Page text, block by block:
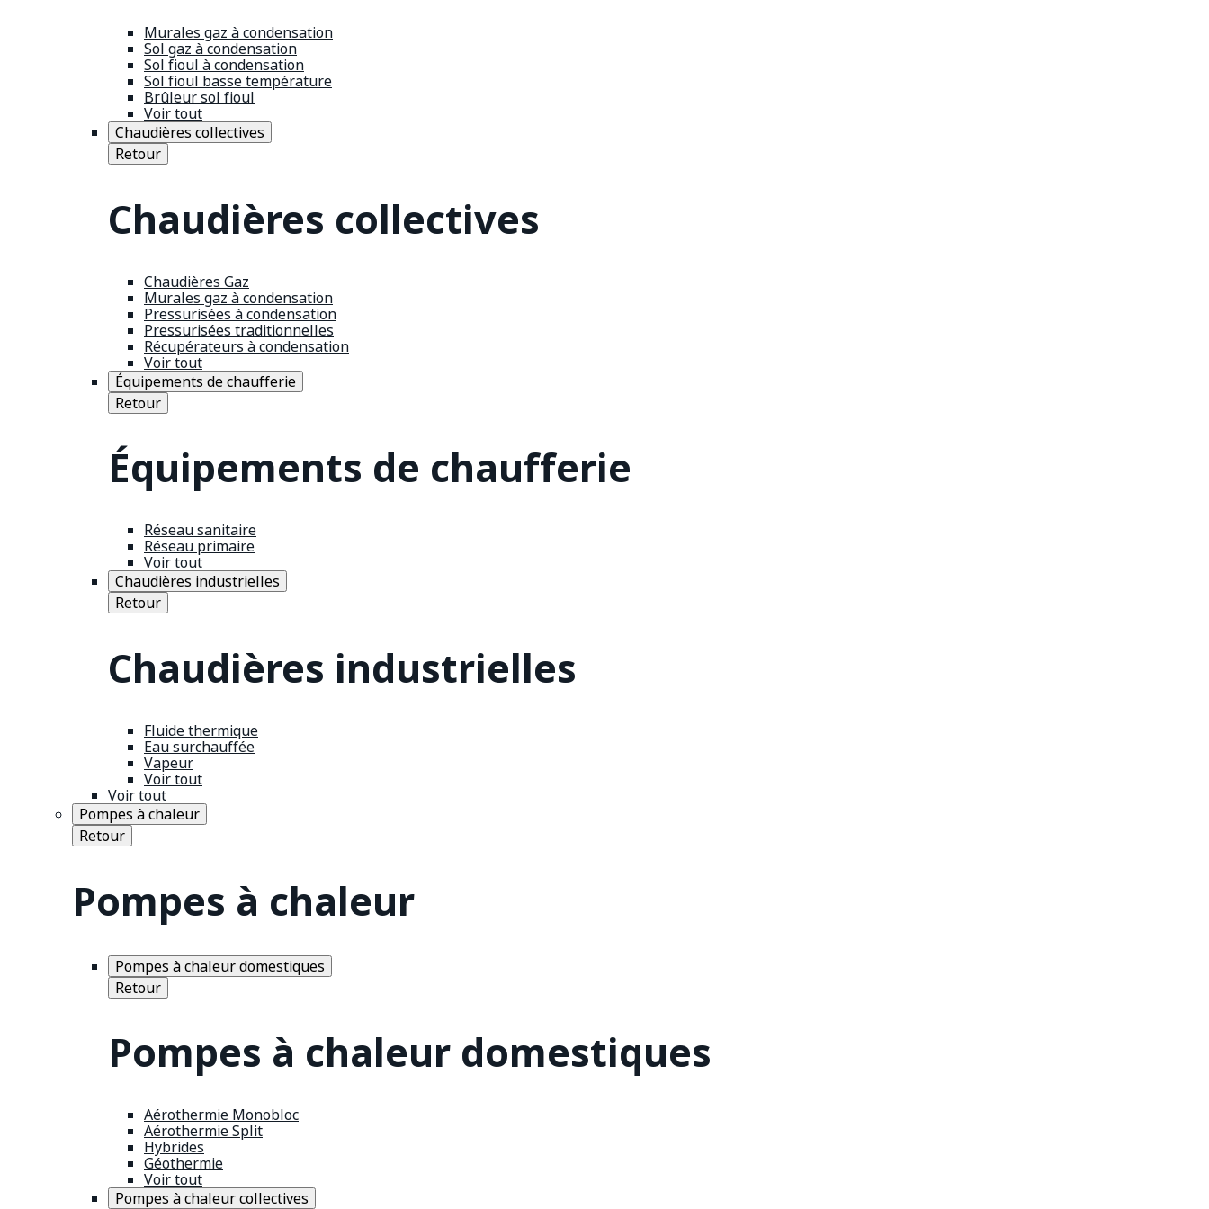
Murales gaz à condensation
Sol gaz à condensation
Sol fioul à condensation
Sol fioul basse température
Brûleur sol fioul
Voir tout
Chaudières collectives
Retour
Chaudières collectives
Chaudières Gaz
Murales gaz à condensation
Pressurisées à condensation
Pressurisées traditionnelles
Récupérateurs à condensation
Voir tout
Équipements de chaufferie
Retour
Équipements de chaufferie
Réseau sanitaire
Réseau primaire
Voir tout
Chaudières industrielles
Retour
Chaudières industrielles
Fluide thermique
Eau surchauffée
Vapeur
Voir tout
Voir tout
Pompes à chaleur
Retour
Pompes à chaleur
Pompes à chaleur domestiques
Retour
Pompes à chaleur domestiques
Aérothermie Monobloc
Aérothermie Split
Hybrides
Géothermie
Voir tout
Pompes à chaleur collectives